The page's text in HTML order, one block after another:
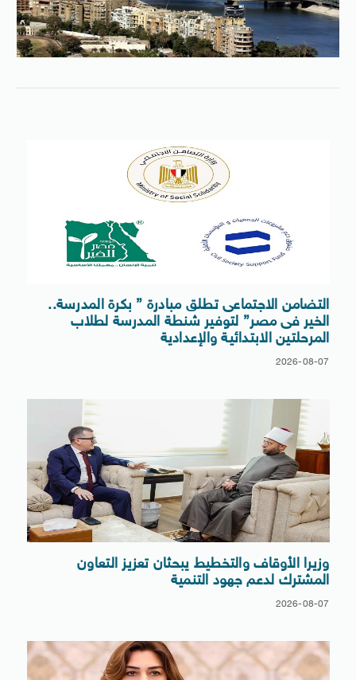
التضامن الاجتماعى تطلق مبادرة ” بكرة المدرسة..
الخير فى مصر” لتوفير شنطة المدرسة لطلاب
المرحلتين الابتدائية والإعدادية
2026-08-07
وزيرا الأوقاف والتخطيط يبحثان تعزيز التعاون
المشترك لدعم جهود التنمية
2026-08-07